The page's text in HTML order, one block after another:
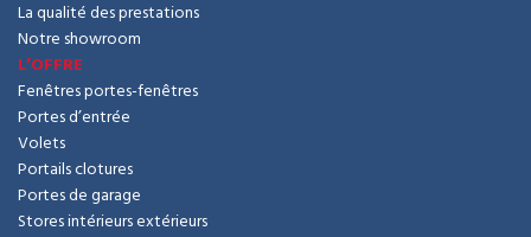
La qualité des prestations
Notre showroom
L’OFFRE
Fenêtres portes-fenêtres
Portes d’entrée
Volets
Portails clotures
Portes de garage
Stores intérieurs extérieurs